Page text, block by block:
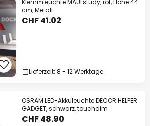
Klemmleuchte MAULstudy, rot, Höhe 44
cm, Metall
CHF 41.02
Lieferzeit: 8 - 12 Werktage
OSRAM LED-Akkuleuchte DECOR HELPER
GADGET, schwarz, touchdim
CHF 48.90